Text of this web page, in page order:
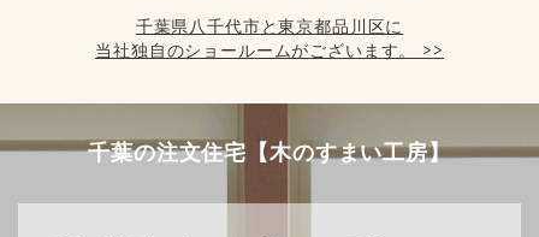
千葉県八千代市と東京都品川区に
当社独自のショールームがございます。 >>
千葉の注文住宅【木のすまい工房】